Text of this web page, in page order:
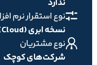
ندارد
نوع استقرار نرم افزار
نسخه ابری (Cloud)
نوع مشتریان
شرکت‌های کوچک